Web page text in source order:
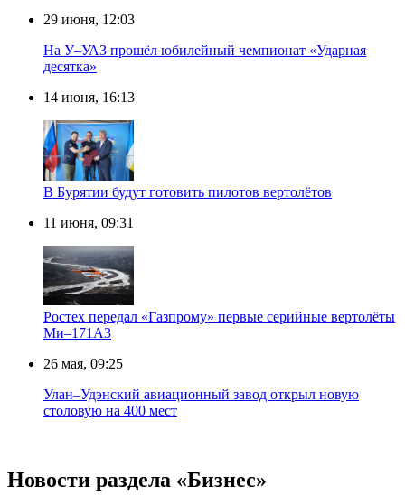
29 июня, 12:03
На У–УАЗ прошёл юбилейный чемпионат «Ударная
десятка»
14 июня, 16:13
В Бурятии будут готовить пилотов вертолётов
11 июня, 09:31
Ростех передал «Газпрому» первые серийные вертолёты
Ми–171А3
26 мая, 09:25
Улан–Удэнский авиационный завод открыл новую
столовую на 400 мест
Новости раздела «Бизнес»